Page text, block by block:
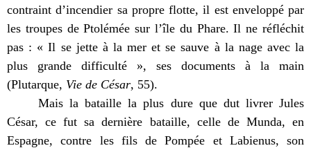
contraint d’incendier sa propre flotte, il est enveloppé par
les troupes de Ptolémée sur l’île du Phare. Il ne réfléchit
pas : « Il se jette à la mer et se sauve à la nage avec la
plus grande difficulté », ses documents à la main
(Plutarque, Vie de César, 55).
Mais la bataille la plus dure que dut livrer Jules
César, ce fut sa dernière bataille, celle de Munda, en
Espagne, contre les fils de Pompée et Labienus, son